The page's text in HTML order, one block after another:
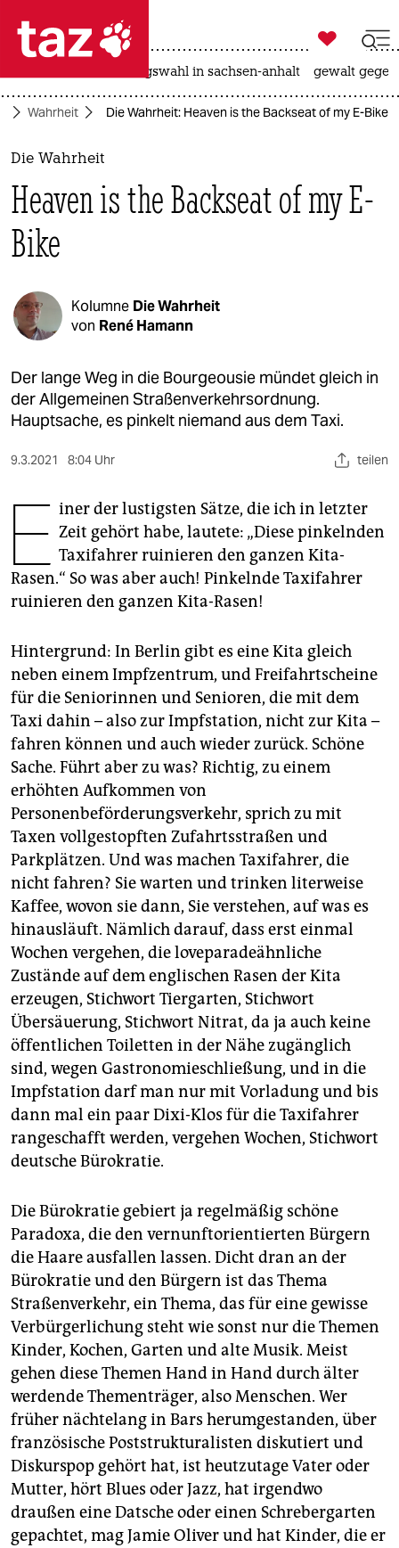
 taz zahl ich
taz zahl ich
themen
politik
öko
kultur
berlin
verlag
veranstaltungen
fragen & hilfe
unterstützen
abo
genossenschaft
epaper login

taz zahl ich
landtagswahl in sachsen-anhalt gewalt
Wahrheit Die Wahrheit: Heaven is the Backseat of my E-Bike
Die Wahrheit
Heaven is the Backseat of my E-
Bike
Kolumne Die Wahrheit
von René Hamann
Der lange Weg in die Bourgeousie mündet gleich in
der Allgemeinen Straßenverkehrsordnung.
Hauptsache, es pinkelt niemand aus dem Taxi.
9.3.2021 8:04 Uhr teilen
E iner der lustigsten Sätze, die ich in letzter
Zeit gehört habe, lautete: „Diese pinkelnden
Taxifahrer ruinieren den ganzen Kita-
Rasen.“ So was aber auch! Pinkelnde Taxifahrer
ruinieren den ganzen Kita-Rasen!
Hintergrund: In Berlin gibt es eine Kita gleich
neben einem Impfzentrum, und Freifahrtscheine
für die Seniorinnen und Senioren, die mit dem
Taxi dahin – also zur Impfstation, nicht zur Kita –
fahren können und auch wieder zurück. Schöne
Sache. Führt aber zu was? Richtig, zu einem
erhöhten Aufkommen von
Personenbeförderungsverkehr, sprich zu mit
Taxen vollgestopften Zufahrtsstraßen und
Parkplätzen. Und was machen Taxifahrer, die
nicht fahren? Sie warten und trinken literweise
Kaffee, wovon sie dann, Sie verstehen, auf was es
hinausläuft. Nämlich darauf, dass erst einmal
Wochen vergehen, die loveparadeähnliche
Zustände auf dem englischen Rasen der Kita
erzeugen, Stichwort Tiergarten, Stichwort
Übersäuerung, Stichwort Nitrat, da ja auch keine
öffentlichen Toiletten in der Nähe zugänglich
sind, wegen Gastronomieschließung, und in die
Impfstation darf man nur mit Vorladung und bis
dann mal ein paar Dixi-Klos für die Taxifahrer
rangeschafft werden, vergehen Wochen, Stichwort
deutsche Bürokratie.
Die Bürokratie gebiert ja regelmäßig schöne
Paradoxa, die den vernunftorientierten Bürgern
die Haare ausfallen lassen. Dicht dran an der
Bürokratie und den Bürgern ist das Thema
Straßenverkehr, ein Thema, das für eine gewisse
Verbürgerlichung steht wie sonst nur die Themen
Kinder, Kochen, Garten und alte Musik. Meist
gehen diese Themen Hand in Hand durch älter
werdende Thementräger, also Menschen. Wer
früher nächtelang in Bars herumgestanden, über
französische Poststrukturalisten diskutiert und
Diskurspop gehört hat, ist heutzutage Vater oder
Mutter, hört Blues oder Jazz, hat irgendwo
draußen eine Datsche oder einen Schrebergarten
gepachtet, mag Jamie Oliver und hat Kinder, die er